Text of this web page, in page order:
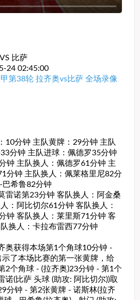
比萨
24 02:45:00
第38轮 拉齐奥vs比萨 全场录像
10分钟 主队黄牌：29分钟 主队
分钟 主队进球：佩德罗35分钟
钟 主队换人：佩德罗61分钟 主
分钟 主队换人：佩莱格里尼82分
希鲁82分钟
雷诺第23分钟 客队换人：阿金桑
：阿比切尔61分钟 客队换人：
钟 客队换人：莱里斯71分钟 客
换人：卡拉布雷西77分钟
奥获得本场第1个角球10分钟 -
了本场比赛的第一张黄牌，给
2个角球 - (拉齐奥)23分钟 - 第1个
诺(比萨 头球 (助攻: 阿比切尔))取
分钟 - 第2张黄牌 - 诺斯林(拉齐